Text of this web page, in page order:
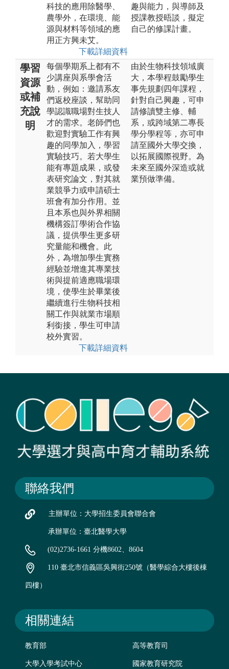
科技的應用除醫學、
農學外，在環境、能
源與材料等領域的應
用正方興未艾。
下載詳細資料
趣與能力，與導師及
授課教授晤談，擬定
自己的修課計畫。
學習
資源
或補
充說
明
每個學期系上都有不
少講座與系學會活
動，例如：邀請系友
們返校座談，幫助同
學認識職場對生技人
才的需求。老師們也
歡迎對實驗工作有興
趣的同學加入，學習
實驗技巧。若大學生
能有專題成果，或發
表研究論文，對其就
業競爭力或申請碩士
班會有加分作用。並
且本系也與外界相關
機構簽訂學術合作協
議，提供學生更多研
究量能和機會。此
外，為增加學生實務
經驗並增進其專業技
術與提前適應職場環
境，使學生於畢業後
繼續進行生物科技相
關工作與就業市場順
利銜接，學生可申請
校外實習。
下載詳細資料
由於生物科技領域廣
大，本學程鼓勵學生
事先規劃四年課程，
針對自己興趣，可申
請修讀雙主修、輔
系，或跨域第二專長
學分學程等，亦可申
請至國外大學交換，
以拓展國際視野。為
未來至國外深造或就
業預做準備。
聯絡我們
主辦單位：大學招生委員會聯合會
承辦單位：臺北醫學大學
(02)2736-1661 分機8602、8604
110 臺北市信義區吳興街250號（醫學綜合大樓後棟
四樓）
相關連結
教育部 高等教育司
大學入學考試中心 國家教育研究院